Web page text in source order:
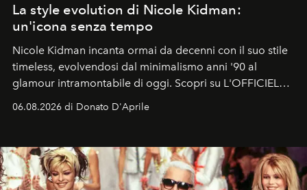
La style evolution di Nicole Kidman:
un'icona senza tempo
Nicole Kidman incanta ormai da decenni con il suo stile
timeless, evolvendosi dal minimalismo anni '90 al
glamour intramontabile di oggi. Scopri su L'OFFICIEL
06.08.2026 di Donato D'Aprile